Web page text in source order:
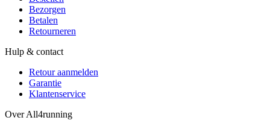
Bezorgen
Betalen
Retourneren
Hulp & contact
Retour aanmelden
Garantie
Klantenservice
Over All4running